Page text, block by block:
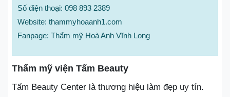
Số điện thoại: 098 893 2389
Website: thammyhoaanh1.com
Fanpage: Thẩm mỹ Hoà Anh Vĩnh Long
Thẩm mỹ viện Tấm Beauty
Tấm Beauty Center là thương hiệu làm đẹp uy tín.